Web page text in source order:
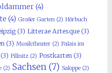
(4)
(4) Großer Garten(2) Hörbuch
(3) Litterae Artesque(3)
(3) Musiktheater(2) Palais im
Pillnitz(2) Postkarten(3)
(2) Sachsen(7) Saloppe(2)